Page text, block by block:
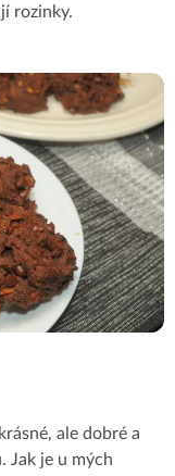
rozinky.
ale dobré a
Jak je u mých